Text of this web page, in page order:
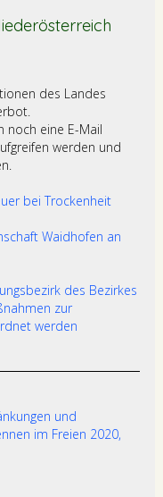
des Landes
noch eine E-Mail
werden und
bei Trockenheit
Waidhofen an
des Bezirkes
zur
werden
und
im Freien 2020,